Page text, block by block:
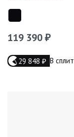
119 390 ₽
29 848 ₽ В сплит